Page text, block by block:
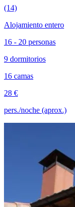
(14)
Alojamiento entero
16 - 20 personas
9 dormitorios
16 camas
28 €
pers./noche (aprox.)